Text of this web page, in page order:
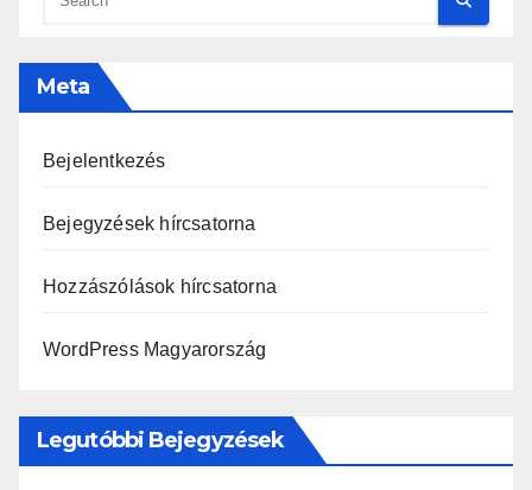
Meta
Bejelentkezés
Bejegyzések hírcsatorna
Hozzászólások hírcsatorna
WordPress Magyarország
Legutóbbi Bejegyzések